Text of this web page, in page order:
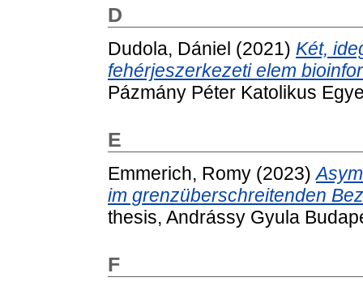
D
Dudola, Dániel (2021) Két,
fehérjeszerkezeti elem
Pázmány Péter Katolikus
E
Emmerich, Romy (2023)
im grenzüberschreitenden
thesis, Andrássy Gyula
F